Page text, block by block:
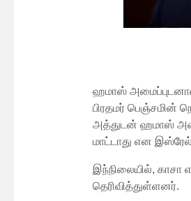
ஹமாஸ்
பிரதமர் பெஞ்சமின்
அத்துடன் ஹமாஸ்
மாட்டாது என இஸ்ரேல்
இந்நிலையில், காசா
தெரிவித்துள்ளனர்.